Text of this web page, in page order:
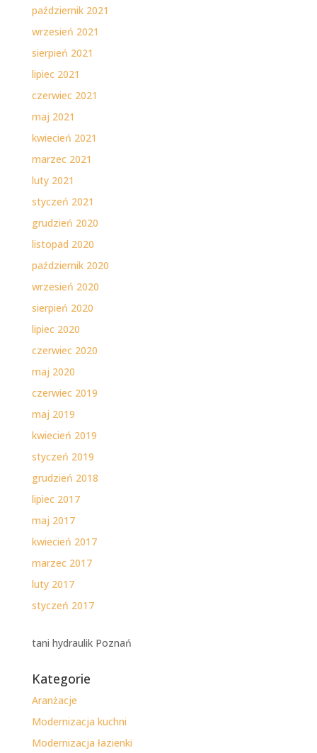
październik 2021
wrzesień 2021
sierpień 2021
lipiec 2021
czerwiec 2021
maj 2021
kwiecień 2021
marzec 2021
luty 2021
styczeń 2021
grudzień 2020
listopad 2020
październik 2020
wrzesień 2020
sierpień 2020
lipiec 2020
czerwiec 2020
maj 2020
czerwiec 2019
maj 2019
kwiecień 2019
styczeń 2019
grudzień 2018
lipiec 2017
maj 2017
kwiecień 2017
marzec 2017
luty 2017
styczeń 2017
tani hydraulik Poznań
Kategorie
Aranżacje
Modernizacja kuchni
Modernizacja łazienki